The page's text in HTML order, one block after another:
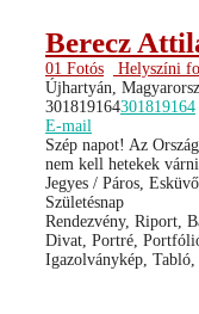
Berecz
01 Fotós
Helyszíni
Újhartyán,
301819164301819164
E-mail
Szép napot! Az
nem kell hetekek
Jegyes / Páros,
Születésnap
Rendezvény, Riport,
Divat, Portré,
Igazolványkép,